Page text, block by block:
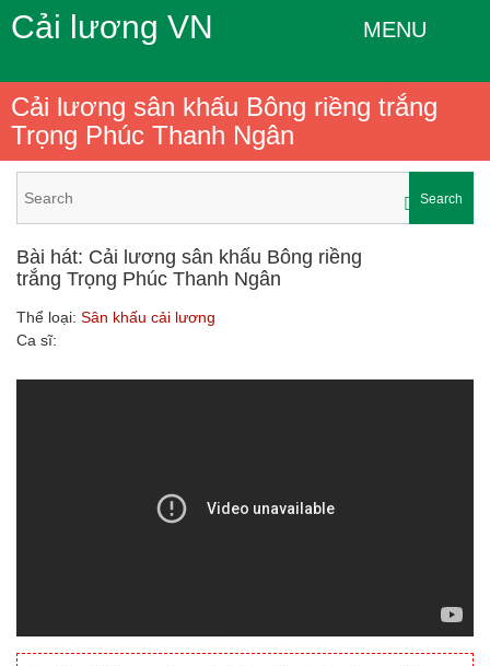
Cải lương VN MENU
Cải lương sân khấu Bông riềng trắng
Trọng Phúc Thanh Ngân
Search
Bài hát: Cải lương sân khấu Bông riềng
trắng Trọng Phúc Thanh Ngân
Thể loại: Sân khấu cải lương
Ca sĩ: